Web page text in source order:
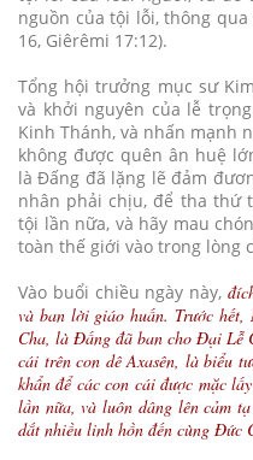
nguồn của tội lỗi, thông qua
16, Giêrêmi 17:12).
Tổng hội trưởng mục sư
và khởi nguyên của lễ
Kinh Thánh, và nhấn mạnh
không được quên ân huệ
là Đấng đã lặng lẽ đảm
nhân phải chịu, để tha thứ
tội lần nữa, và hãy mau
toàn thế giới vào trong lòng
Vào buổi chiều ngày này,
và ban lời giáo huấn. Trước
Cha, là Đấng đã ban cho Đại Lễ
cái trên con dê Axasên, là biểu
khẩn để các con cái được mặc
lần nữa, và luôn dâng lên cảm
dắt nhiều linh hồn đến cùng Đức